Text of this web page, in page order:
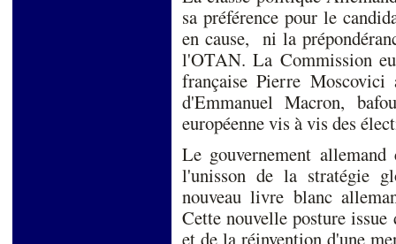
sa préférence pour le
en cause, ni la
l'OTAN. La Commission
française Pierre
d'Emmanuel Macron,
européenne vis à vis des
Le gouvernement
l'unisson de la stratégie
nouveau livre blanc
Cette nouvelle posture
et de la réinvention d'une